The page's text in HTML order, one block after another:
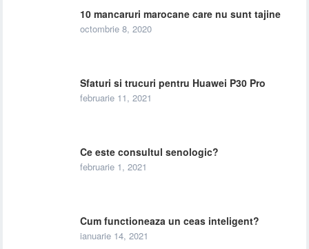
10 mancaruri marocane care nu sunt tajine
octombrie 8, 2020
Sfaturi si trucuri pentru Huawei P30 Pro
februarie 11, 2021
Ce este consultul senologic?
februarie 1, 2021
Cum functioneaza un ceas inteligent?
ianuarie 14, 2021